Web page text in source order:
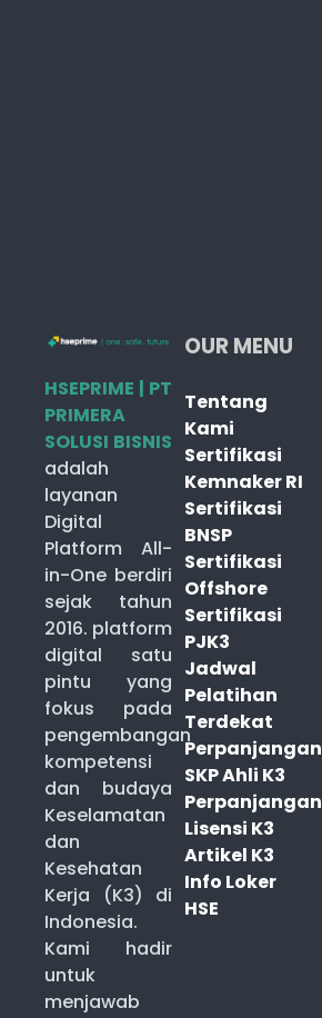
HSEPRIME | PT
PRIMERA
SOLUSI BISNIS
adalah
layanan
Digital
Platform All-
in-One berdiri
sejak tahun
2016. platform
digital satu
pintu yang
fokus pada
pengembangan
kompetensi
dan budaya
Keselamatan
dan
Kesehatan
Kerja (K3) di
Indonesia.
Kami hadir
untuk
menjawab
OUR MENU
Tentang
Kami
Sertifikasi
Kemnaker RI
Sertifikasi
BNSP
Sertifikasi
Offshore
Sertifikasi
PJK3
Jadwal
Pelatihan
Terdekat
Perpanjangan
SKP Ahli K3
Perpanjangan
Lisensi K3
Artikel K3
Info Loker
HSE